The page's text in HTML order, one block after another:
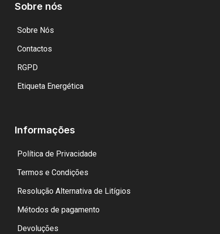
Sobre nós
Sobre Nós
Contactos
RGPD
Etiqueta Energética
Informações
Política de Privacidade
Termos e Condições
Resolução Alternativa de Litígios
Métodos de pagamento
Devoluções